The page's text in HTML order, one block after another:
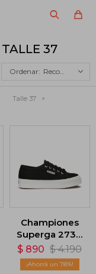
37
Recomendados
Talle 37
Championes
Superga 2730
- Negro
$ 890 $ 4.190
78